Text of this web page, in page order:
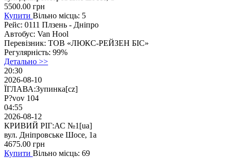
5500.00 грн
Купити Вільно місць: 5
Рейс: 0111 Плзень - Дніпро
Автобус: Van Hool
Перевізник: ТОВ «ЛЮКС-РЕЙЗЕН БІС»
Регулярність: 99%
Детально >>
20:30
2026-08-10
ЇГЛАВА:Зупинка[cz]
P?vov 104
04:55
2026-08-12
КРИВИЙ РІГ:АС №1[ua]
вул. Дніпровське Шосе, 1а
4675.00 грн
Купити Вільно місць: 69